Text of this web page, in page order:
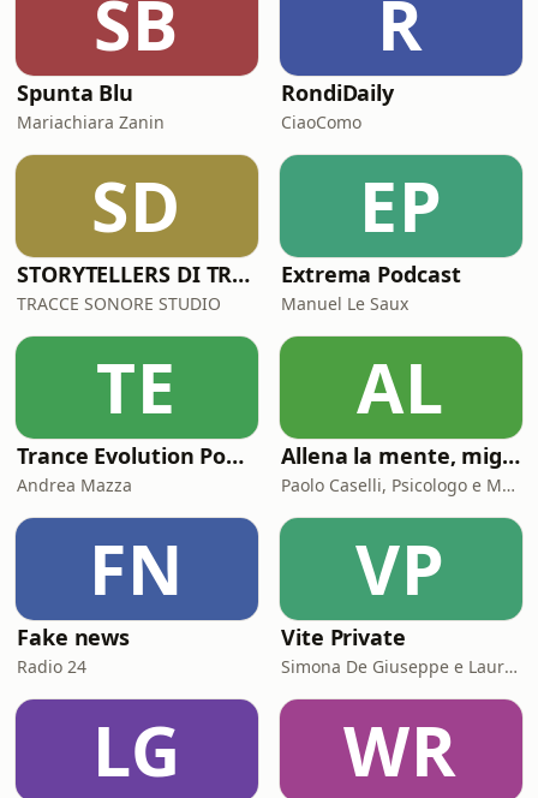
SB
Spunta Blu
Mariachiara Zanin
R
RondiDaily
CiaoComo
SD
STORYTELLERS DI TRACCESONORE STUDIO
TRACCE SONORE STUDIO
EP
Extrema Podcast
Manuel Le Saux
TE
Trance Evolution Podcast
Andrea Mazza
AL
Allena la mente, migliora la tua vita. Psicologia, mental training e crescita personale
Paolo Caselli, Psicologo e Mental Trainer
FN
Fake news
Radio 24
VP
Vite Private
Simona De Giuseppe e Laura Marinaro
LG WR